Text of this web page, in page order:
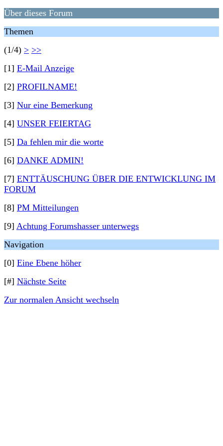
Über dieses Forum
Themen
(1/4) > >>
[1] E-Mail Anzeige
[2] PROFILNAME!
[3] Nur eine Bemerkung
[4] UNSER FEIERTAG
[5] Da fehlen mir die worte
[6] DANKE ADMIN!
[7] ENTTÄUSCHUNG ÜBER DIE ENTWICKLUNG IM
FORUM
[8] PM Mitteilungen
[9] Achtung Forumshasser unterwegs
Navigation
[0] Eine Ebene höher
[#] Nächste Seite
Zur normalen Ansicht wechseln